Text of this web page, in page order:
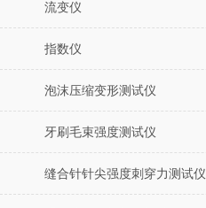
流变仪
指数仪
泡沫压缩变形测试仪
牙刷毛束强度测试仪
缝合针针尖强度刺穿力测试仪